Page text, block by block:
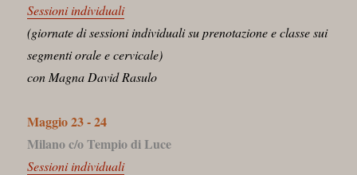
Sessioni individuali
(giornate di sessioni individuali su prenotazione e classe sui
segmenti orale e cervicale)
con Magna David Rasulo
Maggio 23 - 24
Milano c/o Tempio di Luce
Sessioni individuali